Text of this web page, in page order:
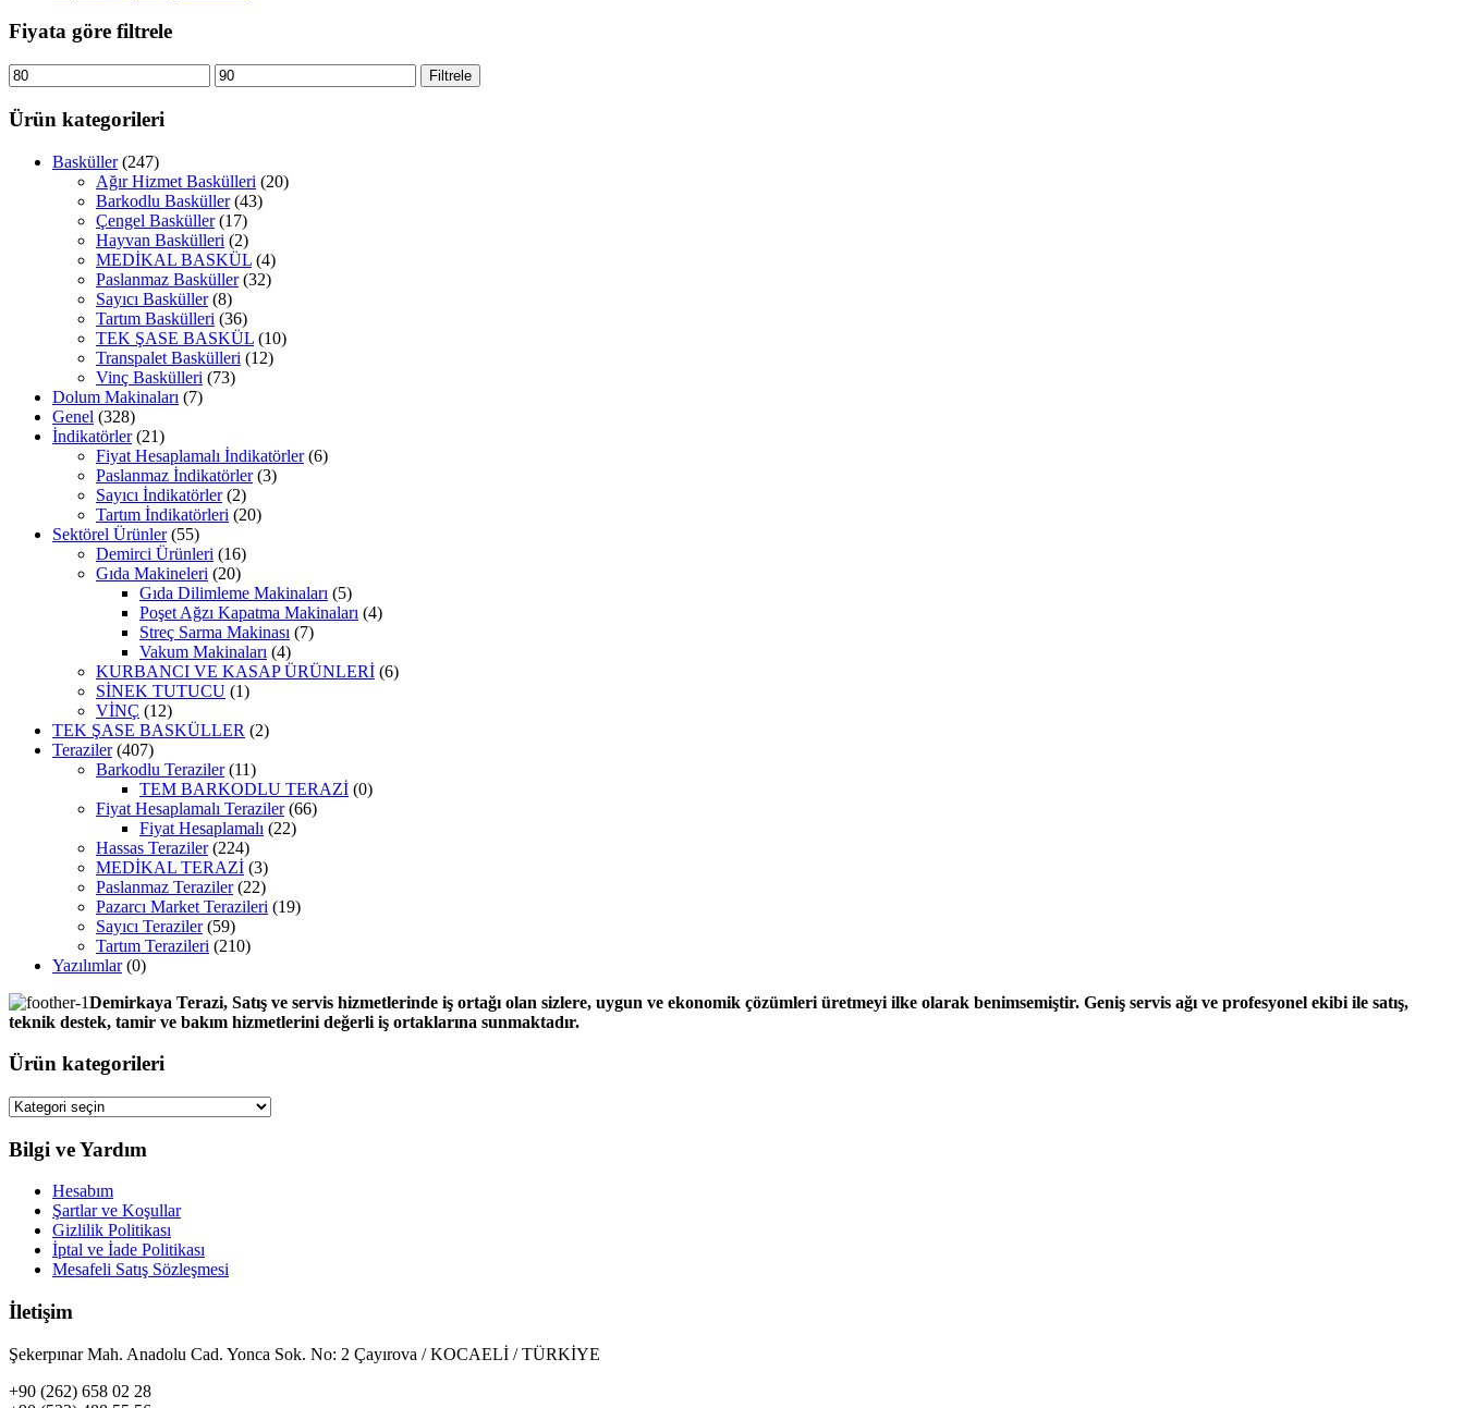
Fiyata göre filtrele
En
düşük
fiyat
En
yüksek
Filtrele
Ürün kategorileri
Basküller (247)
Ağır Hizmet Baskülleri (20)
Barkodlu Basküller (43)
Çengel Basküller (17)
Hayvan Baskülleri (2)
MEDİKAL BASKÜL (4)
Paslanmaz Basküller (32)
Sayıcı Basküller (8)
Tartım Baskülleri (36)
TEK ŞASE BASKÜL (10)
Transpalet Baskülleri (12)
Vinç Baskülleri (73)
Dolum Makinaları (7)
Genel (328)
İndikatörler (21)
Fiyat Hesaplamalı İndikatörler (6)
Paslanmaz İndikatörler (3)
Sayıcı İndikatörler (2)
Tartım İndikatörleri (20)
Sektörel Ürünler (55)
Demirci Ürünleri (16)
Gıda Makineleri (20)
Gıda Dilimleme Makinaları (5)
Poşet Ağzı Kapatma Makinaları (4)
Streç Sarma Makinası (7)
Vakum Makinaları (4)
KURBANCI VE KASAP ÜRÜNLERİ (6)
SİNEK TUTUCU (1)
VİNÇ (12)
TEK ŞASE BASKÜLLER (2)
Teraziler (407)
Barkodlu Teraziler (11)
TEM BARKODLU TERAZİ (0)
Fiyat Hesaplamalı Teraziler (66)
Fiyat Hesaplamalı (22)
Hassas Teraziler (224)
MEDİKAL TERAZİ (3)
Paslanmaz Teraziler (22)
Pazarcı Market Terazileri (19)
Sayıcı Teraziler (59)
Tartım Terazileri (210)
Yazılımlar (0)
Demirkaya Terazi, Satış ve servis hizmetlerinde iş ortağı olan sizlere, uygun ve ekonomik çözümleri üretmeyi ilke olarak benimsemiştir. Geniş servis ağı ve profesyonel ekibi ile satış,
teknik destek, tamir ve bakım hizmetlerini değerli iş ortaklarına sunmaktadır.
Ürün kategorileri
Bilgi ve Yardım
Hesabım
Şartlar ve Koşullar
Gizlilik Politikası
İptal ve İade Politikası
Mesafeli Satış Sözleşmesi
İletişim
Şekerpınar Mah. Anadolu Cad. Yonca Sok. No: 2 Çayırova / KOCAELİ / TÜRKİYE
+90 (262) 658 02 28